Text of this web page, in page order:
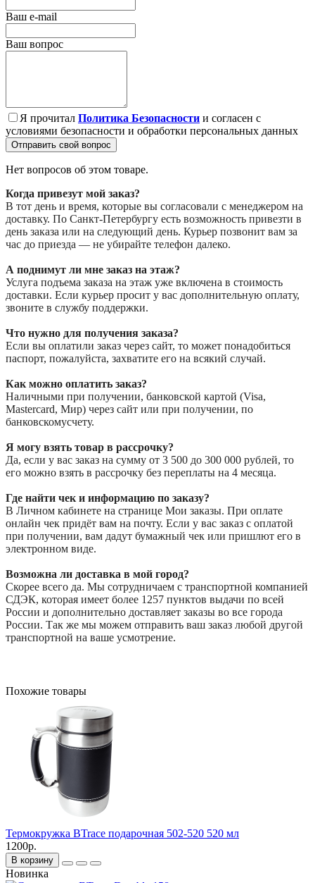
Ваш e-mail
Ваш вопрос
Я прочитал Политика Безопасности и согласен с
условиями безопасности и обработки персональных данных
Отправить свой вопрос
Нет вопросов об этом товаре.
Когда привезут мой заказ?
В тот день и время, которые вы согласовали с менеджером на
доставку. По Санкт-Петербургу есть возможность привезти в
день заказа или на следующий день. Курьер позвонит вам за
час до приезда — не убирайте телефон далеко.
А поднимут ли мне заказ на этаж?
Услуга подъема заказа на этаж уже включена в стоимость
доставки. Если курьер просит у вас дополнительную оплату,
звоните в службу поддержки.
Что нужно для получения заказа?
Если вы оплатили заказ через сайт, то может понадобиться
паспорт, пожалуйста, захватите его на всякий случай.
Как можно оплатить заказ?
Наличными при получении, банковской картой (Visa,
Mastercard, Мир) через сайт или при получении, по
банковскомусчету.
Я могу взять товар в рассрочку?
Да, если у вас заказ на сумму от 3 500 до 300 000 рублей, то
его можно взять в рассрочку без переплаты на 4 месяца.
Где найти чек и информацию по заказу?
В Личном кабинете на странице Мои заказы. При оплате
онлайн чек придёт вам на почту. Если у вас заказ с оплатой
при получении, вам дадут бумажный чек или пришлют его в
электронном виде.
Возможна ли доставка в мой город?
Скорее всего да. Мы сотрудничаем с транспортной компанией
СДЭК, которая имеет более 1257 пунктов выдачи по всей
России и дополнительно доставляет заказы во все города
России. Так же мы можем отправить ваш заказ любой другой
транспортной на ваше усмотрение.
Похожие товары
Термокружка BTrace подарочная 502-520 520 мл
1200р.
В корзину
Новинка